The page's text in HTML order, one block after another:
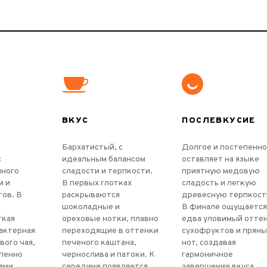
и
В
чая,
ВКУС
Бархатистый, с
идеальным балансом
сладости и терпкости.
В первых глотках
раскрываются
шоколадные и
ореховые нотки, плавно
переходящие в оттенки
печеного каштана,
чернослива и патоки. К
ПОСЛЕВКУСИЕ
Долгое и
оставляет на языке
приятную медовую
сладость и легкую
древесную
В финале ощущается
едва уловимый
сухофруктов и
нот, создавая
гармоничное